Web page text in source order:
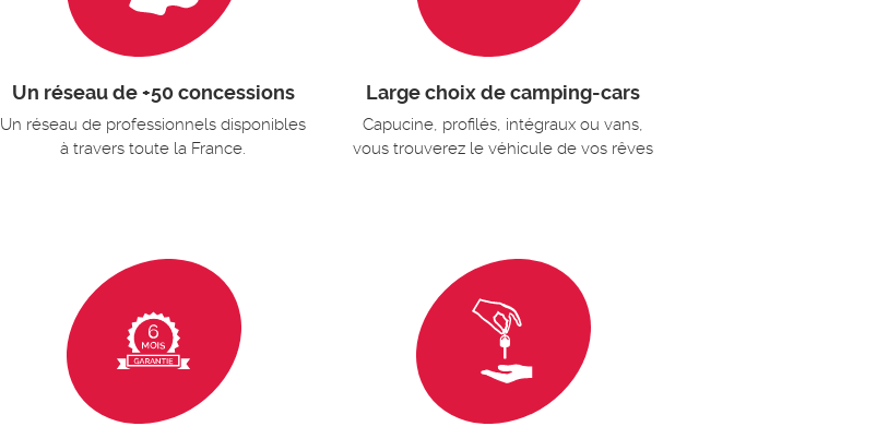
Un réseau de +50 concessions
Un réseau de professionnels disponibles
à travers toute la France.
Large choix de camping-cars
Capucine, profilés, intégraux ou vans,
vous trouverez le véhicule de vos rêves